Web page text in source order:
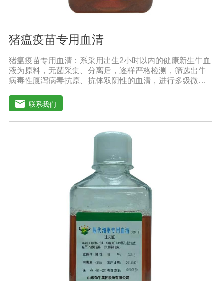
猪瘟疫苗专用血清
猪瘟疫苗专用血清：系采用出生2小时以内的健康新生牛血
液为原料，无菌采集、分离后，逐样严格检测，筛选出牛
病毒性腹泻病毒抗原、抗体双阴性的血清，进行多级微孔
毒和细菌， γ球蛋白含量低，血红蛋白含量低，内毒素小于
5EU/ml，具有良好的促进细胞增殖作用。适用于多种细胞
株的培养、扩增及单克隆抗体的制备和疫苗（尤其是猪瘟
疫苗）的研制及生产。质量标准：符合《中华人民共和国
药典》2020版、《中华人民共和国兽药典》2020版质量标
意事项：解冻：采用逐步解冻法（ -20℃→2-8℃→ 室
温），可减少沉淀的产生使血清质量不会受到影响。
联系我们